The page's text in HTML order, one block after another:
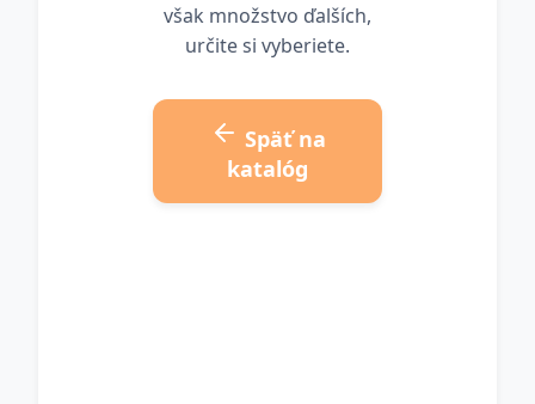
však množstvo ďalších,
určite si vyberiete.
Späť na
katalóg